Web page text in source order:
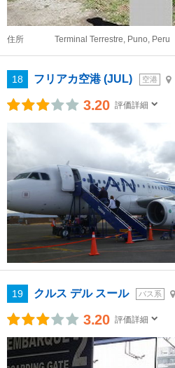
住所 Terminal Terrestre, Puno, Peru
18 フリアカ空港 (JUL) 空港
3.20 評価詳細
19 クルス デル スール バス系
3.20 評価詳細